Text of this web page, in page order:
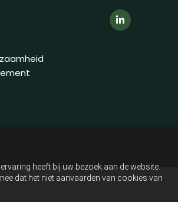
heeft bij uw bezoek aan de website.
dat het niet aanvaarden van cookies van